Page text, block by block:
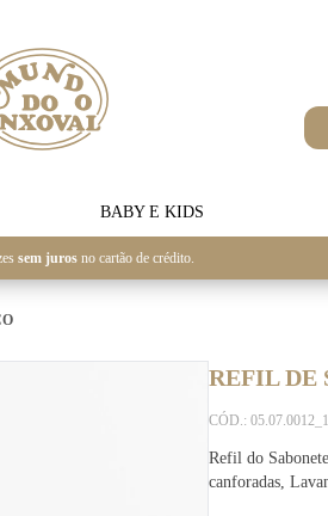
BABY E KIDS
sem juros no cartão de crédito.
REFIL DE
CÓD.:
Refil do
canforadas,